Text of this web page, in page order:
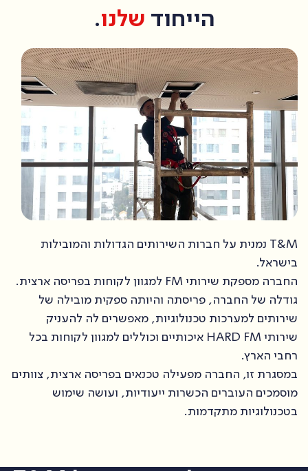
הייחוד שלנו.
T&M נמנית על חברות השירותים הגדולות והמובילות
בישראל.
החברה מספקת שירותי FM למגוון לקוחות בפריסה ארצית.
גודלה של החברה, פריסתה והיותה ספקית מובילה של
שירותים למערכות טכנולוגיות, מאפשרים לה להעניק
שירותי HARD FM איכותיים וכוללים למגוון לקוחות בכל
רחבי הארץ.
במסגרת זו, החברה מפעילה טכנאים בפריסה ארצית, צוותים
מוסמכים העוברים הכשרות ייעודיות, ועושה שימוש
בטכנולוגיות מתקדמות.